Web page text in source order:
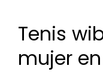
Tenis
mujer